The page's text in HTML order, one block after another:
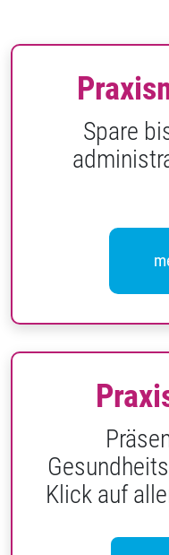
Spare
Klick auf